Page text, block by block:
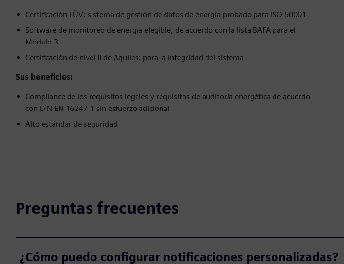
Certificación TÜV: sistema de gestión de datos de energía probado para ISO 50001
Software de monitoreo de energía elegible, de acuerdo con la lista BAFA para el
Módulo 3
Certificación de nivel II de Aquiles: para la integridad del sistema
Sus beneficios:
Compliance de los requisitos legales y requisitos de auditoría energética de acuerdo
con DIN EN 16247-1 sin esfuerzo adicional
Alto estándar de seguridad
Preguntas frecuentes
¿Cómo puedo configurar notificaciones personalizadas?